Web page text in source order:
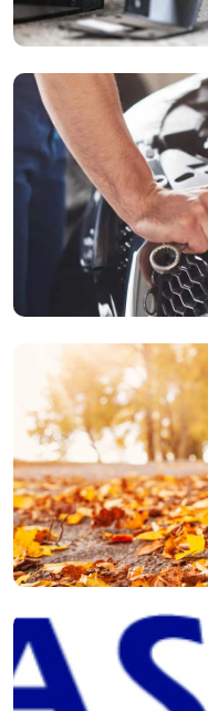
Trekhaak
Uw auto uitbreiden met
fietsendrager? Wij
inclusief vakkundige
Reparaties
Heeft uw auto een
storingslampje? Onze
reparaties tot
Ga goed voorbereid de
accu, vloeistoffen,